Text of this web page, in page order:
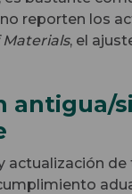
reporten los
Materials, el
antigua/
actualización